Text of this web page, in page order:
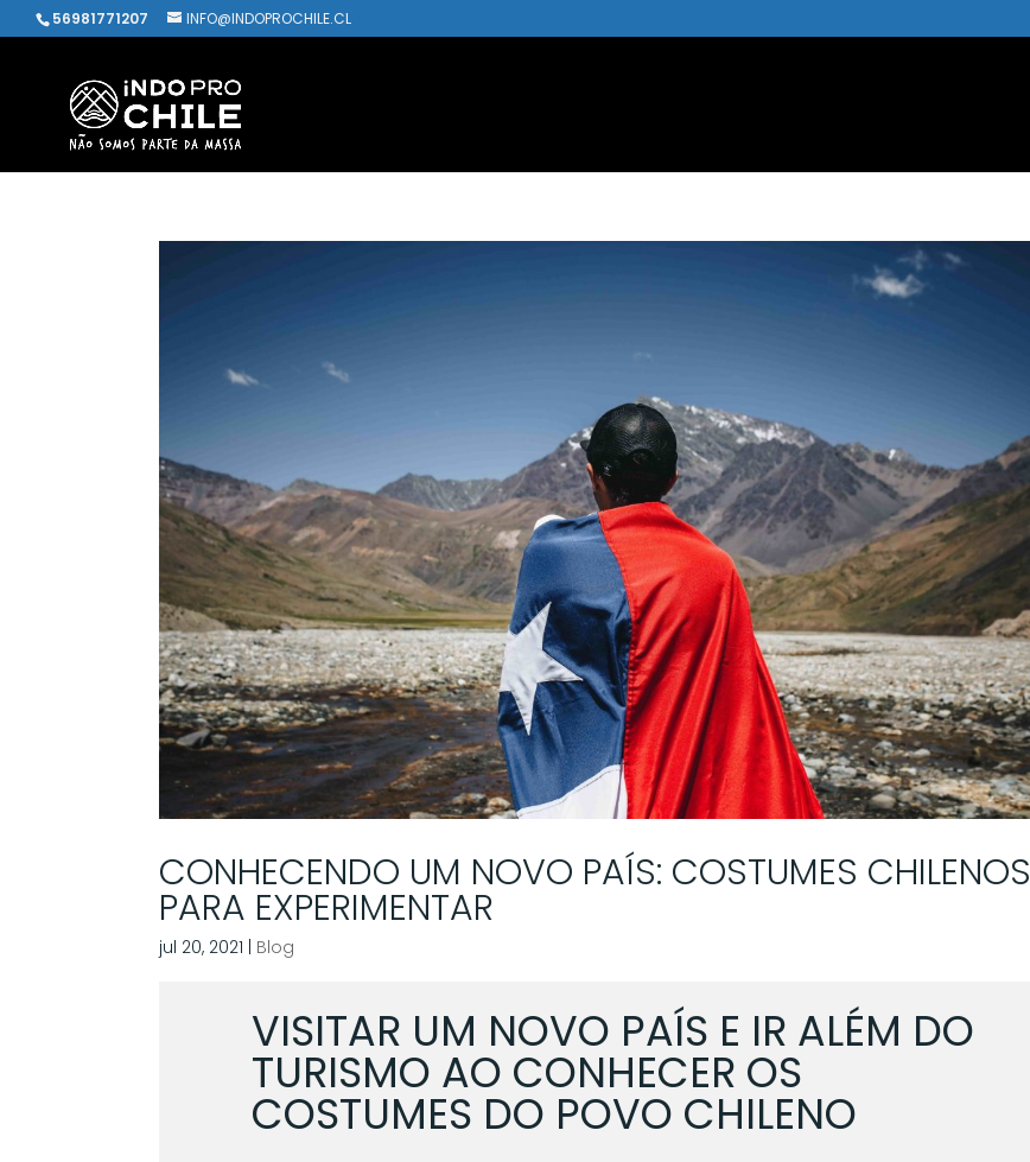
56981771207 INFO@INDOPROCHILE.CL
CONHECENDO UM NOVO PAÍS: COSTUMES CHILENOS
PARA EXPERIMENTAR
jul 20, 2021 Blog
VISITAR UM NOVO PAÍS E IR ALÉM DO
TURISMO AO CONHECER OS
COSTUMES DO POVO CHILENO